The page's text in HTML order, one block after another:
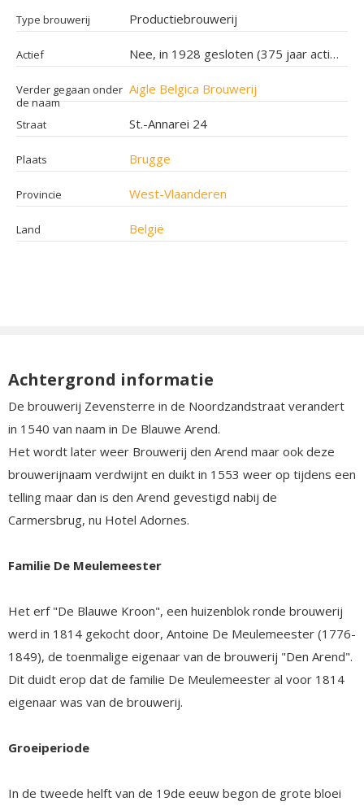
Type brouwerij Productiebrouwerij
Actief Nee, in 1928 gesloten (375 jaar actief geweest)
Verder gegaan onder
de naam
Aigle Belgica Brouwerij
Straat St.-Annarei 24
Plaats Brugge
Provincie West-Vlaanderen
Land België
Achtergrond informatie
De brouwerij Zevensterre in de Noordzandstraat verandert
in 1540 van naam in De Blauwe Arend.
Het wordt later weer Brouwerij den Arend maar ook deze
brouwerijnaam verdwijnt en duikt in 1553 weer op tijdens een
telling maar dan is den Arend gevestigd nabij de
Carmersbrug, nu Hotel Adornes.
Familie De Meulemeester
Het erf "De Blauwe Kroon", een huizenblok ronde brouwerij
werd in 1814 gekocht door, Antoine De Meulemeester (1776-
1849), de toenmalige eigenaar van de brouwerij "Den Arend".
Dit duidt erop dat de familie De Meulemeester al voor 1814
eigenaar was van de brouwerij.
Groeiperiode
In de tweede helft van de 19de eeuw begon de grote bloei